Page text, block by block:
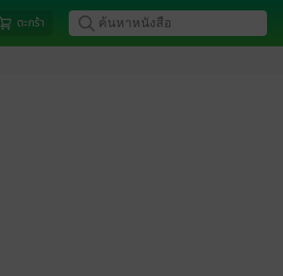
ตะกร้า